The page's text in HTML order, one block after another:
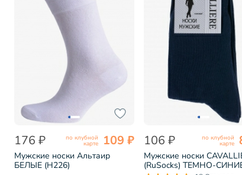
176 ₽ по клубной
карте 109 ₽
Мужские носки Альтаир
БЕЛЫЕ (H226)
106 ₽ по клубной
карте
Мужские носки
(RuSocks) ТЕМНО-